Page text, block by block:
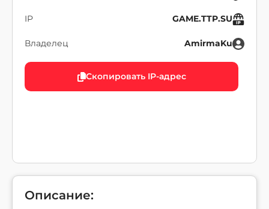
IP GAME.TTP.SU
Владелец AmirmaKu
Скопировать IP-адрес
Описание: